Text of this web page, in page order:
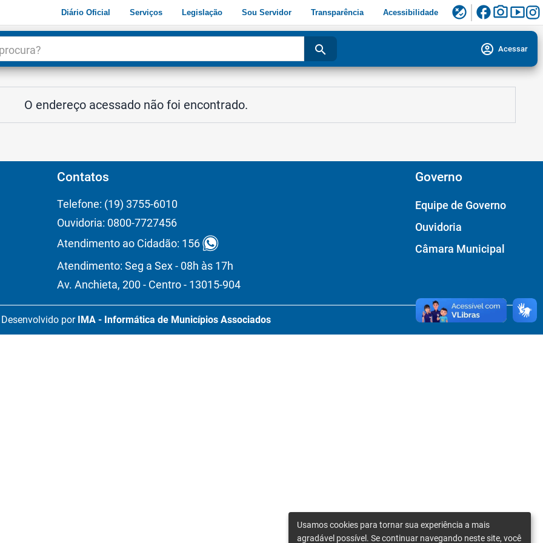
Diário Oficial Serviços Legislação Sou Servidor Transparência Acessibilidade flaky facebookphoto_camerasmart_display
search account_circle Acessar
O endereço acessado não foi encontrado.
Contatos
Telefone: (19) 3755-6010
Ouvidoria: 0800-7727456
Atendimento ao Cidadão: 156
Atendimento: Seg a Sex - 08h às 17h
Av. Anchieta, 200 - Centro - 13015-904
Governo
Equipe de Governo
Ouvidoria
Câmara Municipal
Desenvolvido por IMA - Informática de Municípios Associados
Usamos cookies para tornar sua experiência a mais
agradável possível. Se continuar navegando neste site, você